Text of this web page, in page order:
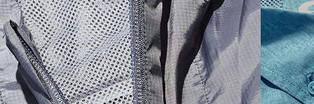
SIZES 1. CHEST 2. HIPS LENGTH 3. SLEEVE LENGTH
S 20 27 3/4 26
M 21 28 3/4 26 1/2
L 22 29 3/4 27